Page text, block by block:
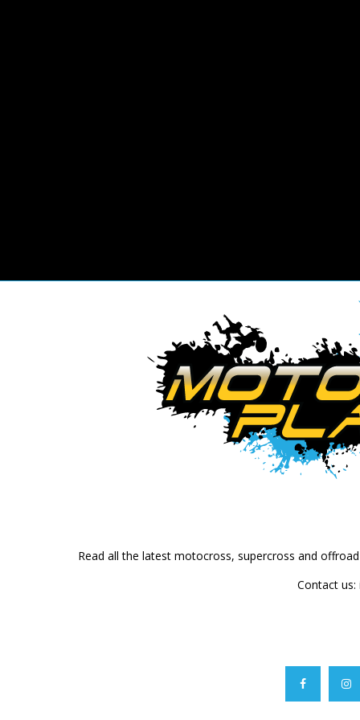
Read all the latest motocross, supercross and
Contact us: